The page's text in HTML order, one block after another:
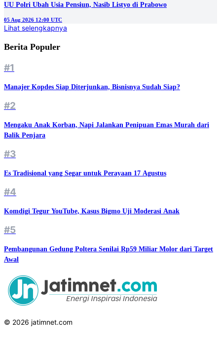
UU Polri Ubah Usia Pensiun, Nasib Listyo di Prabowo
05 Aug 2026 12:00 UTC
Lihat selengkapnya
Berita Populer
#1
Manajer Kopdes Siap Diterjunkan, Bisnisnya Sudah Siap?
#2
Mengaku Anak Korban, Napi Jalankan Penipuan Emas Murah dari
Balik Penjara
#3
Es Tradisional yang Segar untuk Perayaan 17 Agustus
#4
Komdigi Tegur YouTube, Kasus Bigmo Uji Moderasi Anak
#5
Pembangunan Gedung Poltera Senilai Rp59 Miliar Molor dari Target
Awal
© 2026 jatimnet.com